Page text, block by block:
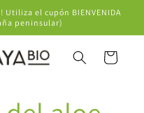
el cupón BIENVENIDA
peninsular)
Carrito